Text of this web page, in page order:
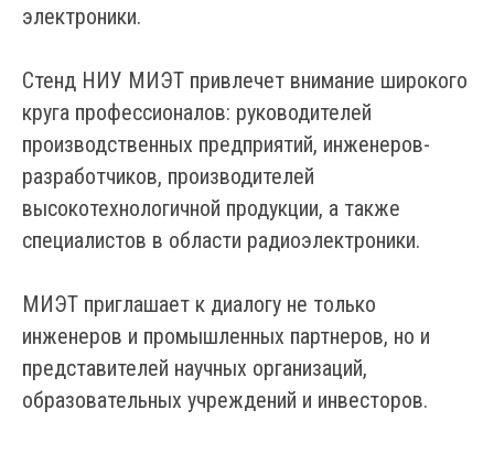
электроники.
Стенд НИУ МИЭТ привлечет внимание широкого
круга профессионалов: руководителей
производственных предприятий, инженеров-
разработчиков, производителей
высокотехнологичной продукции, а также
специалистов в области радиоэлектроники.
МИЭТ приглашает к диалогу не только
инженеров и промышленных партнеров, но и
представителей научных организаций,
образовательных учреждений и инвесторов.